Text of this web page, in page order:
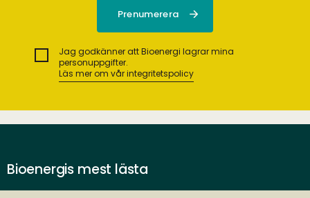
Jag godkänner att Bioenergi lagrar mina
personuppgifter.
Läs mer om vår integritetspolicy
Bioenergis mest lästa